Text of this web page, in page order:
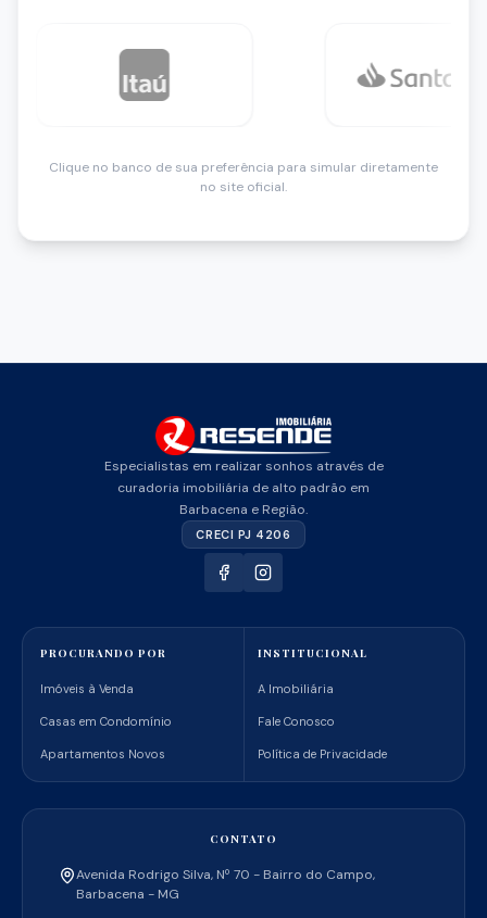
Clique no banco de sua preferência para simular diretamente
no site oficial.
Especialistas em realizar sonhos através de
curadoria imobiliária de alto padrão em
Barbacena e Região.
CRECI PJ 4206
PROCURANDO POR
Imóveis à Venda
Casas em Condomínio
Apartamentos Novos
INSTITUCIONAL
A Imobiliária
Fale Conosco
Política de Privacidade
CONTATO
Avenida Rodrigo Silva, Nº 70 - Bairro do Campo,
Barbacena - MG